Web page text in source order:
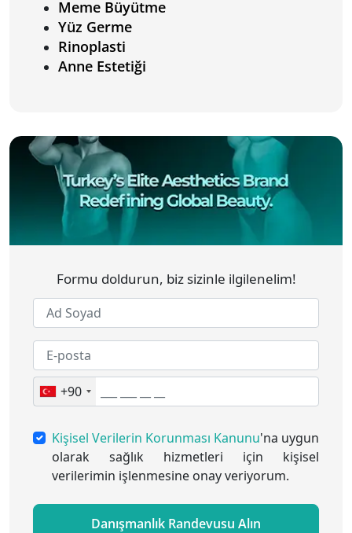
Meme Büyütme
Yüz Germe
Rinoplasti
Anne Estetiği
Formu doldurun, biz sizinle ilgilenelim!
+90
Kişisel Verilerin Korunması Kanunu'na uygun
olarak sağlık hizmetleri için kişisel
verilerimin işlenmesine onay veriyorum.
Danışmanlık Randevusu Alın